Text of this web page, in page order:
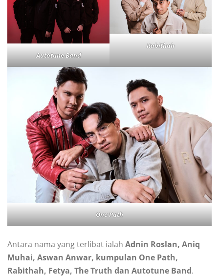
Autotune Band
Rabithah
One Path
Antara nama yang terlibat ialah Adnin Roslan, Aniq
Muhai, Aswan Anwar, kumpulan One Path,
Rabithah, Fetya, The Truth dan Autotune Band.